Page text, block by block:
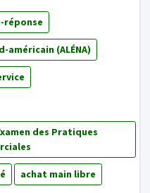
réponse
(ALÉNA)
des Pratiques
achat main libre